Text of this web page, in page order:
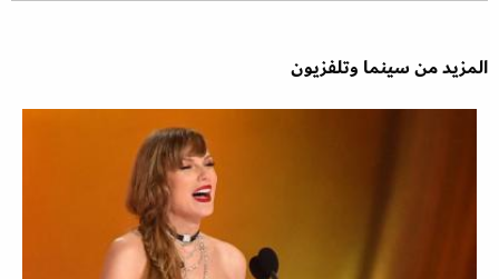
المزيد من سينما وتلفزيون